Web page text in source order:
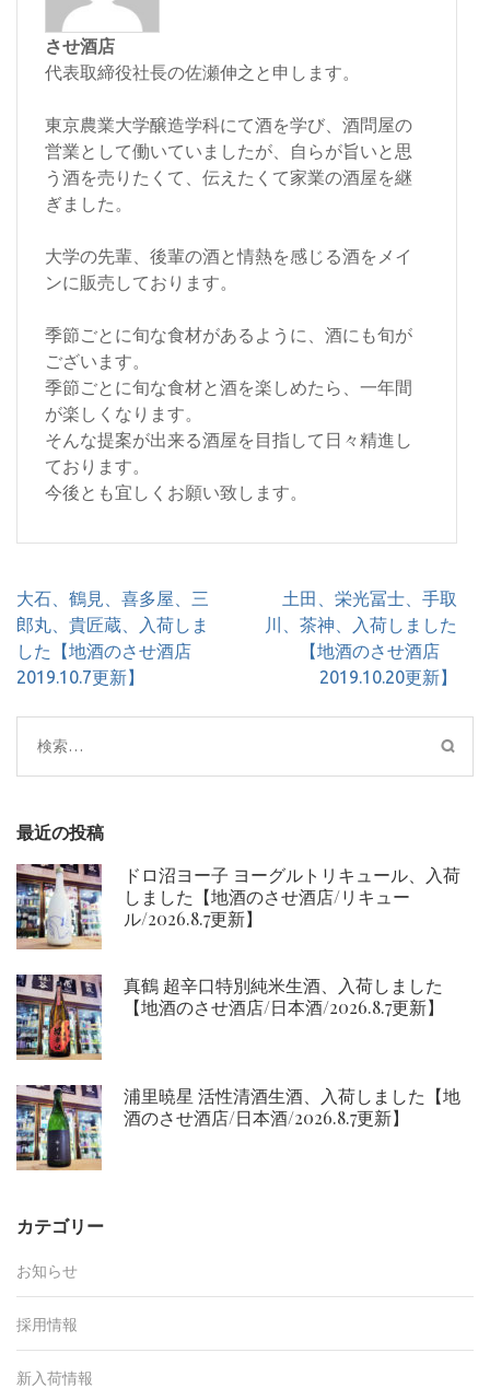
させ酒店
代表取締役社長の佐瀬伸之と申します。
東京農業大学醸造学科にて酒を学び、酒問屋の
営業として働いていましたが、自らが旨いと思
う酒を売りたくて、伝えたくて家業の酒屋を継
ぎました。
大学の先輩、後輩の酒と情熱を感じる酒をメイ
ンに販売しております。
季節ごとに旬な食材があるように、酒にも旬が
ございます。
季節ごとに旬な食材と酒を楽しめたら、一年間
が楽しくなります。
そんな提案が出来る酒屋を目指して日々精進し
ております。
今後とも宜しくお願い致します。
投
稿
ナ
ビ
シ
ョ
大石、鶴見、喜多屋、三
郎丸、貴匠蔵、入荷しま
した【地酒のさせ酒店
2019.10.7更新】
土田、栄光冨士、手取
川、茶神、入荷しました
【地酒のさせ酒店
2019.10.20更新】
検
索:
最近の投稿
ドロ沼ヨー子 ヨーグルトリキュール、入荷
しました【地酒のさせ酒店/リキュー
ル/2026.8.7更新】
真鶴 超辛口特別純米生酒、入荷しました
【地酒のさせ酒店/日本酒/2026.8.7更新】
浦里暁星 活性清酒生酒、入荷しました【地
酒のさせ酒店/日本酒/2026.8.7更新】
カテゴリー
お知らせ
採用情報
新入荷情報